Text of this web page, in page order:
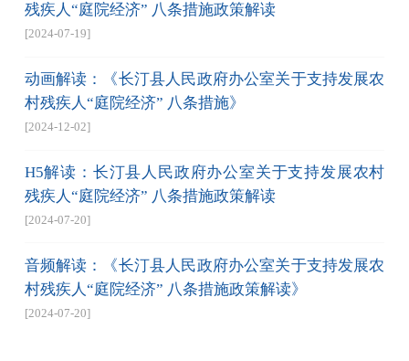
残疾人“庭院经济” 八条措施政策解读
[2024-07-19]
动画解读：《长汀县人民政府办公室关于支持发展农
村残疾人“庭院经济” 八条措施》
[2024-12-02]
H5解读：长汀县人民政府办公室关于支持发展农村
残疾人“庭院经济” 八条措施政策解读
[2024-07-20]
音频解读：《长汀县人民政府办公室关于支持发展农
村残疾人“庭院经济” 八条措施政策解读》
[2024-07-20]